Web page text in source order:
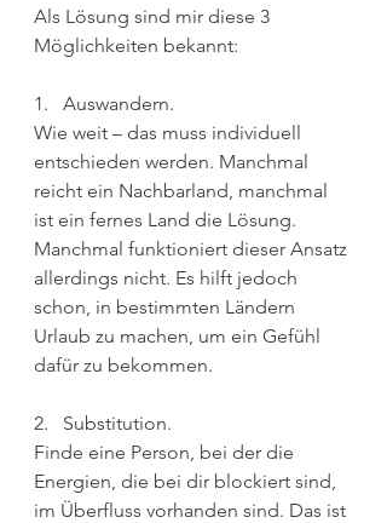
Als Lösung sind mir diese 3
Möglichkeiten bekannt:
1.   Auswandern.
Wie weit – das muss individuell
entschieden werden. Manchmal
reicht ein Nachbarland, manchmal
ist ein fernes Land die Lösung.
Manchmal funktioniert dieser Ansatz
allerdings nicht. Es hilft jedoch
schon, in bestimmten Ländern
Urlaub zu machen, um ein Gefühl
dafür zu bekommen.
2.   Substitution.
Finde eine Person, bei der die
Energien, die bei dir blockiert sind,
im Überfluss vorhanden sind. Das ist